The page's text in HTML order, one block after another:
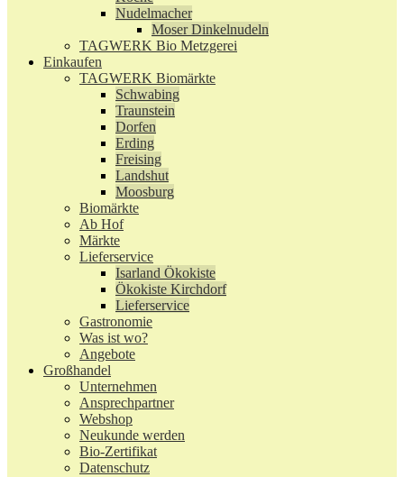
Nudelmacher
Moser Dinkelnudeln
TAGWERK Bio Metzgerei
Einkaufen
TAGWERK Biomärkte
Schwabing
Traunstein
Dorfen
Erding
Freising
Landshut
Moosburg
Biomärkte
Ab Hof
Märkte
Lieferservice
Isarland Ökokiste
Ökokiste Kirchdorf
Lieferservice
Gastronomie
Was ist wo?
Angebote
Großhandel
Unternehmen
Ansprechpartner
Webshop
Neukunde werden
Bio-Zertifikat
Datenschutz